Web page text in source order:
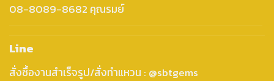
08-8089-8682 คุณรมย์
Line
สั่งซื้องานสำเร็จรูป/สั่งทำแหวน : @sbtgems